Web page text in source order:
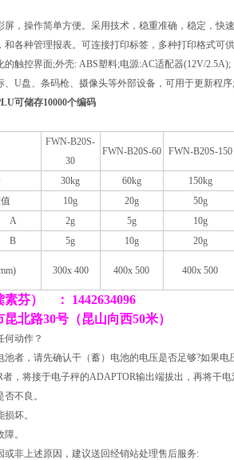
屏，操作简单方便。采用技术，稳重准确，稳定，
和各种管理报表。可连接打印标签，多种打印格式可
的触控界面;外壳: ABS塑料;电源:AC适配器(12V/
、U盘、条码枪、摄像头等外部设备，可用于更新程
可储存10000个编码
FWN-B20S-
30
FWN-B20S-60 FWN-B20S-150
30kg 60kg 150kg
10g 20g 50g
A 2g 5g 10g
B
5g 10g 20g
300x 400 400x 500 400x 500
素芬） ： 1442634096
北路30号（昆山向西50米）
任何动作？
池者，请先确认干（蓄）电池的电压是否足够?如
者，将接于电子秤的ADAPTOR输出端拔出，再将
是否不良。
能损坏。
故障。
或非上述原因，建议送回经销站处理售后服务: